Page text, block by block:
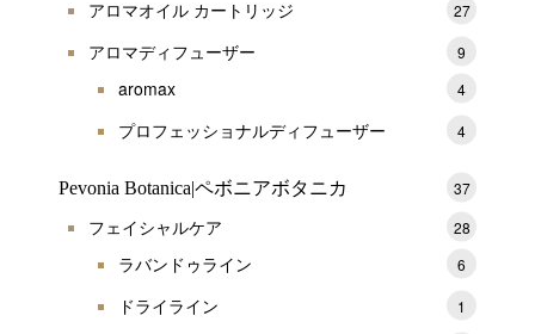
アロマオイル カートリッジ 27
アロマディフューザー 9
aromax 4
プロフェッショナルディフューザー 4
Pevonia Botanica|ペボニアボタニカ 37
フェイシャルケア 28
ラバンドゥライン 6
ドライライン 1